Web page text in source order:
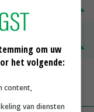
€ 1,25
€ 1,78 € 0,06
om uw
het volgende:
content,
van diensten